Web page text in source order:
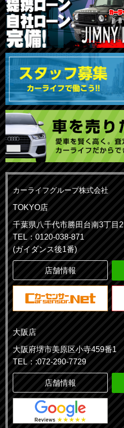
カーライフグループ株式会社
TOKYO店
千葉県八千代市勝田台南3丁目
TEL：0120-038-871
(ガイダンス後1番)
店舗情報
大阪店
大阪府堺市美原区小寺459番1
TEL：:072-290-7729
店舗情報